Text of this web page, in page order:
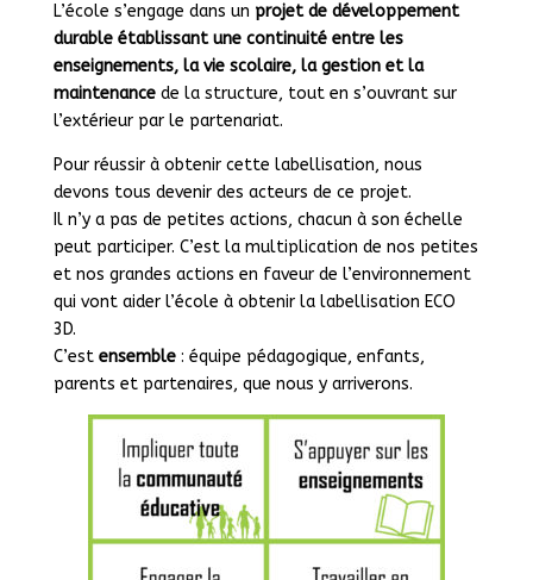
L’école s’engage dans un projet de développement
durable établissant une continuité entre les
enseignements, la vie scolaire, la gestion et la
maintenancede la structure, tout en s’ouvrant sur
l’extérieur par le partenariat.
Pour réussir à obtenir cette labellisation, nous
devons tous devenir des acteurs de ce projet.
Il n’y a pas de petites actions, chacun à son échelle
peut participer. C’est la multiplication de nos petites
et nos grandes actions en faveur de l’environnement
qui vont aider l’école à obtenir la labellisation ECO
3D.
C’est ensemble: équipe pédagogique, enfants,
parents et partenaires, que nous y arriverons.